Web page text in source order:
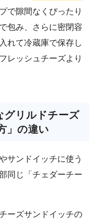
で隙間なくぴったり
包み、さらに密閉容
れて冷蔵庫で保存し
レッシュチーズより
グリルドチーズ
」の違い
サンドイッチに使う
同じ「チェダーチー
ーズサンドイッチの